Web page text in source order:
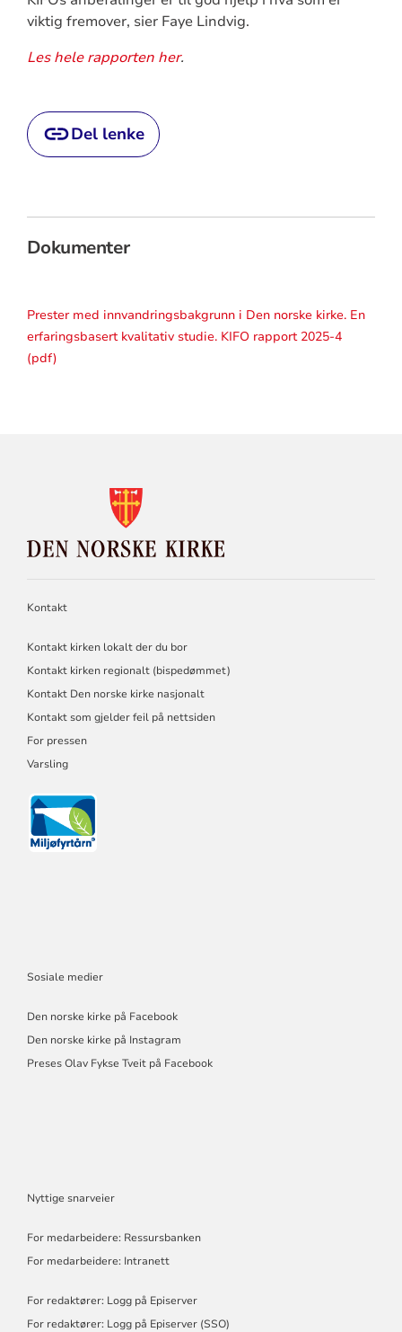
viktig fremover, sier Faye Lindvig.
Les hele rapporten her.
Del lenke
Dokumenter
Prester med innvandringsbakgrunn i Den norske kirke. En
erfaringsbasert kvalitativ studie. KIFO rapport 2025-4
(pdf)
NORSKE
KIRKE
Kontakt
Kontakt kirken lokalt der du bor
Kontakt kirken regionalt (bispedømmet)
Kontakt Den norske kirke nasjonalt
Kontakt som gjelder feil på nettsiden
For pressen
Varsling
Sosiale medier
Den norske kirke på Facebook
Den norske kirke på Instagram
Preses Olav Fykse Tveit på Facebook
Nyttige snarveier
For medarbeidere: Ressursbanken
For medarbeidere: Intranett
For redaktører: Logg på Episerver
For redaktører: Logg på Episerver (SSO)